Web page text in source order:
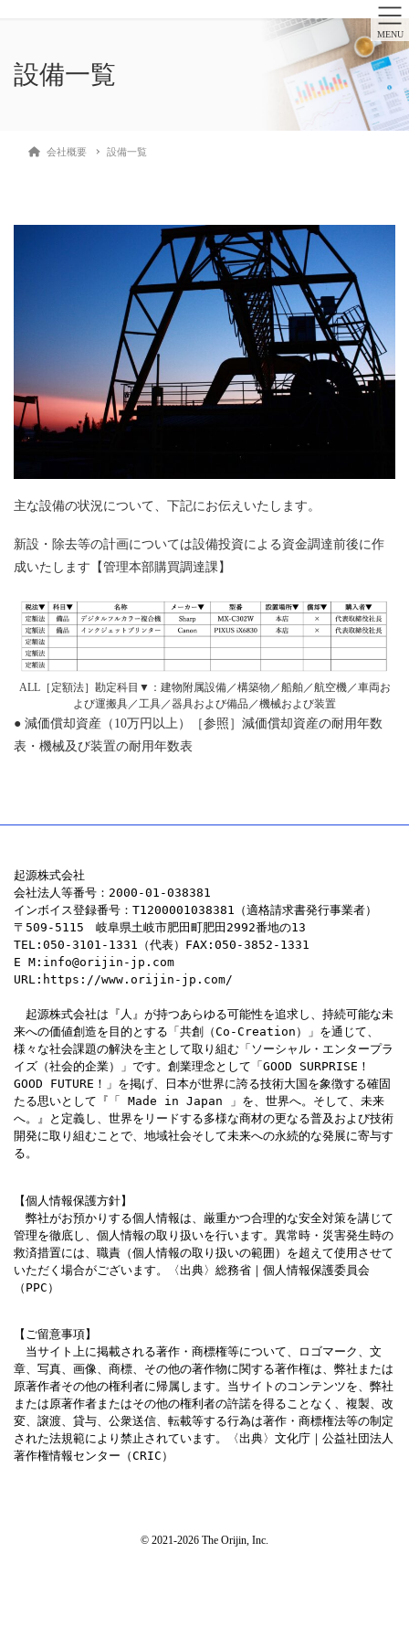
設備一覧
会社概要 設備一覧
主な設備の状況について、下記にお伝えいたします。
新設・除去等の計画については設備投資による資金調達前後に作
成いたします【管理本部購買調達課】
ALL［定額法］勘定科目▼：建物附属設備／構築物／船舶／航空機／車両お
よび運搬具／工具／器具および備品／機械および装置
● 減価償却資産（10万円以上）［参照］減価償却資産の耐用年数
表・機械及び装置の耐用年数表
起源株式会社
会社法人等番号：2000-01-038381
インボイス登録番号：T1200001038381（適格請求書発行事業者）
〒509-5115　岐阜県土岐市肥田町肥田2992番地の13
TEL:050-3101-1331（代表）FAX:050-3852-1331
E M:info@orijin-jp.com
URL:https://www.orijin-jp.com/
起源株式会社は『人』が持つあらゆる可能性を追求し、持続可能な未
来への価値創造を目的とする「共創（Co-Creation）」を通じて、
様々な社会課題の解決を主として取り組む「ソーシャル・エンタープラ
イズ（社会的企業）」です。創業理念として「GOOD SURPRISE！
GOOD FUTURE！」を掲げ、日本が世界に誇る技術大国を象徴する確固
たる思いとして『「 Made in Japan 」を、世界へ。そして、未来
へ。』と定義し、世界をリードする多様な商材の更なる普及および技術
開発に取り組むことで、地域社会そして未来への永続的な発展に寄与す
る。
【個人情報保護方針】
弊社がお預かりする個人情報は、厳重かつ合理的な安全対策を講じて
管理を徹底し、個人情報の取り扱いを行います。異常時・災害発生時の
救済措置には、職責（個人情報の取り扱いの範囲）を超えて使用させて
いただく場合がございます。〈出典〉総務省｜個人情報保護委員会
（PPC）
【ご留意事項】
当サイト上に掲載される著作・商標権等について、ロゴマーク、文
章、写真、画像、商標、その他の著作物に関する著作権は、弊社または
原著作者その他の権利者に帰属します。当サイトのコンテンツを、弊社
または原著作者またはその他の権利者の許諾を得ることなく、複製、改
変、譲渡、貸与、公衆送信、転載等する行為は著作・商標権法等の制定
された法規範により禁止されています。〈出典〉文化庁｜公益社団法人
著作権情報センター（CRIC）
© 2021-2026 The Orijin, Inc.
MENU